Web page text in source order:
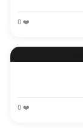
❤️ 0
❤️ 0